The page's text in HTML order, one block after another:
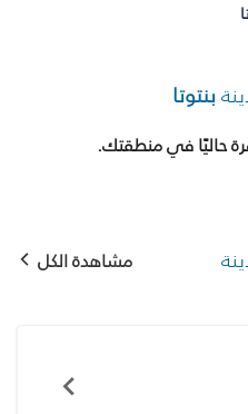
بنتوتا
حاليًا في منطقتك.
مشاهدة الكل